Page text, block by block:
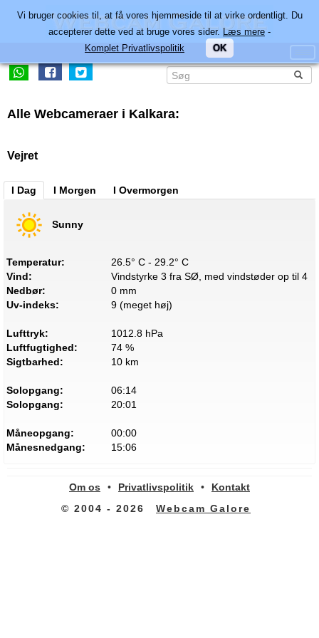
Alle Webcameraer i Kalkara:
Vejret
I Dag I Morgen I Overmorgen
Sunny
Temperatur:
26.5° C - 29.2° C
Vind:
Vindstyrke 3 fra SØ, med vindstøder op til 4
Nedbør:
0 mm
Uv-indeks:
9 (meget høj)
Lufttryk:
1012.8 hPa
Luftfugtighed:
74 %
Sigtbarhed:
10 km
Solopgang:
06:14
Solopgang:
20:01
Måneopgang:
00:00
Månesnedgang:
15:06
Om os • Privatlivspolitik •
Kontakt
© 2004 - 2026
Webcam Galore
Vi bruger cookies til, at få vores hjemmeside til at virke ordentligt. Du
accepterer dette ved at bruge vores sider. Læs mere -
Komplet Privatlivspolitik
OK